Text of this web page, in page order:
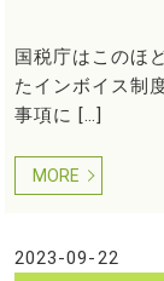
国税庁はこのほ
たインボイス制
事項に […]
MORE
2023-09-22